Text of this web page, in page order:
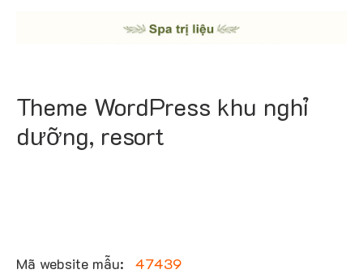
Theme WordPress khu nghỉ
dưỡng, resort
Mã website mẫu: 47439